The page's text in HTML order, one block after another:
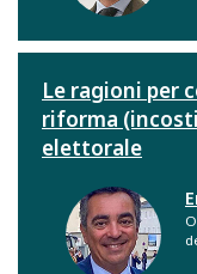
Le ragioni per
riforma
elettorale